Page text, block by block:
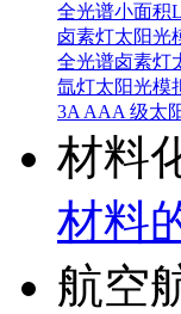
全光谱小面积
卤素灯太阳光
全光谱卤素灯
氙灯太阳光模
3A AAA 级太
材料
材料
航空